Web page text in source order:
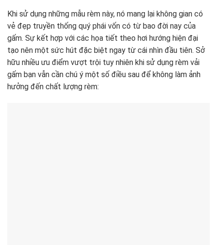
Khi sử dụng những mẫu rèm này, nó mang lại không gian có
vẻ đẹp truyền thống quý phái vốn có từ bao đời nay của
gấm. Sự kết hợp với các họa tiết theo hơi hướng hiện đại
tạo nên một sức hút đặc biệt ngay từ cái nhìn đầu tiên. Sở
hữu nhiều ưu điểm vượt trội tuy nhiên khi sử dụng rèm vải
gấm bạn vẫn cần chú ý một số điều sau để không làm ảnh
hưởng đến chất lượng rèm: